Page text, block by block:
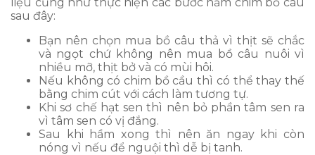
sau đây:
Bạn nên chọn mua bồ câu thả vì thịt sẽ chắc
và ngọt chứ không nên mua bồ câu nuôi vì
nhiều mỡ, thịt bở và có mùi hôi.
Nếu không có chim bồ cầu thì có thể thay thế
bằng chim cút với cách làm tương tự.
Khi sơ chế hạt sen thì nên bỏ phần tâm sen ra
vì tâm sen có vị đắng.
Sau khi hầm xong thì nên ăn ngay khi còn
nóng vì nếu để nguội thì dễ bị tanh.